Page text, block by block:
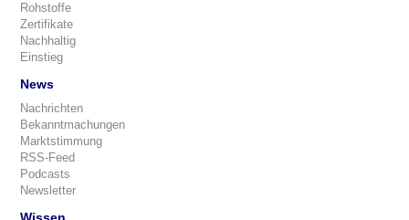
Rohstoffe
Zertifikate
Nachhaltig
Einstieg
News
Nachrichten
Bekanntmachungen
Marktstimmung
RSS-Feed
Podcasts
Newsletter